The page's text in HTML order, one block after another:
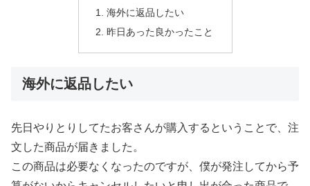
海外に返品したい
昨日あった良かったこと
海外に返品したい
先日やりとりしてたお客さんが購入するということで、注
文した商品が届きました。
この商品は必要なくなったのですが、僕が発注してから予